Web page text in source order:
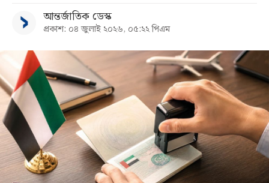
বিভাগ
আর্কাইভ
কনভার্টার
আন্তর্জাতিক ডেস্ক
প্রকাশ: ০৪ জুলাই ২০২৬, ০৫:২২ পিএম